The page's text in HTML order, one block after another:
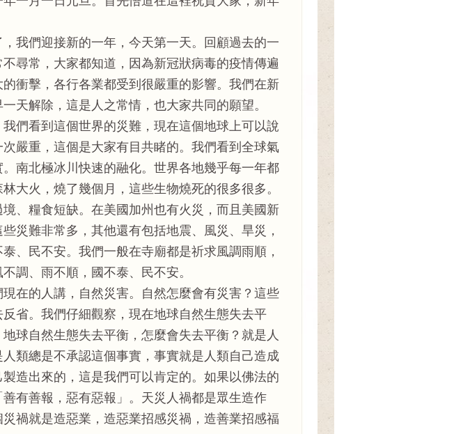
們迎接新的一年，今天第一天。回顧過去的一
尋常，大家都知道，因為新冠狀病毒的疫情傳遍
衝擊，各行各業都受到很嚴重的影響。我們在新
天解除，這是人之常情，也大家共同的願望。
看到這個世界的災難，現在這個地球上可以說
嚴重，這個是大家有目共睹的。我們看到全球氣
南北極冰川快速的融化。世界各地幾乎每一年都
大火，燒了幾個月，這些生物燒死的很多很多。
、糧食短缺。在美國加州也有火災，而且美國新
災難非常多，其他還有包括地震、風災、旱災，
、民不安。我們一般在寺廟都是祈求風調雨順，
調、雨不順，國不泰、民不安。
的人講，自然災害。自然怎麼會有災害？這些
省。我們仔細觀察，現在地球自然生態失去平
球自然生態失去平衡，怎麼會失去平衡？就是人
類總是不承認這個事實，事實就是人類自己造成
造出來的，這是我們可以肯定的。如果以佛法的
有善報，惡有惡報」。天災人禍都是眾生造作
禍就是造惡業，造惡業招感災禍，造善業招感福